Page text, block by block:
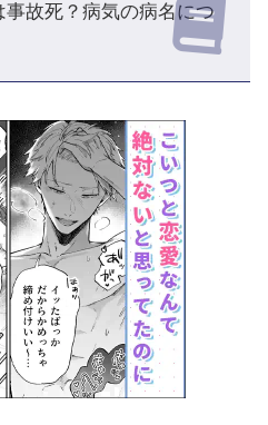
故死？病気の病名につ